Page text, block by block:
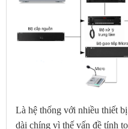
Là hệ thống với nhiều thiết
dài chíng vì thế vấn đề tính